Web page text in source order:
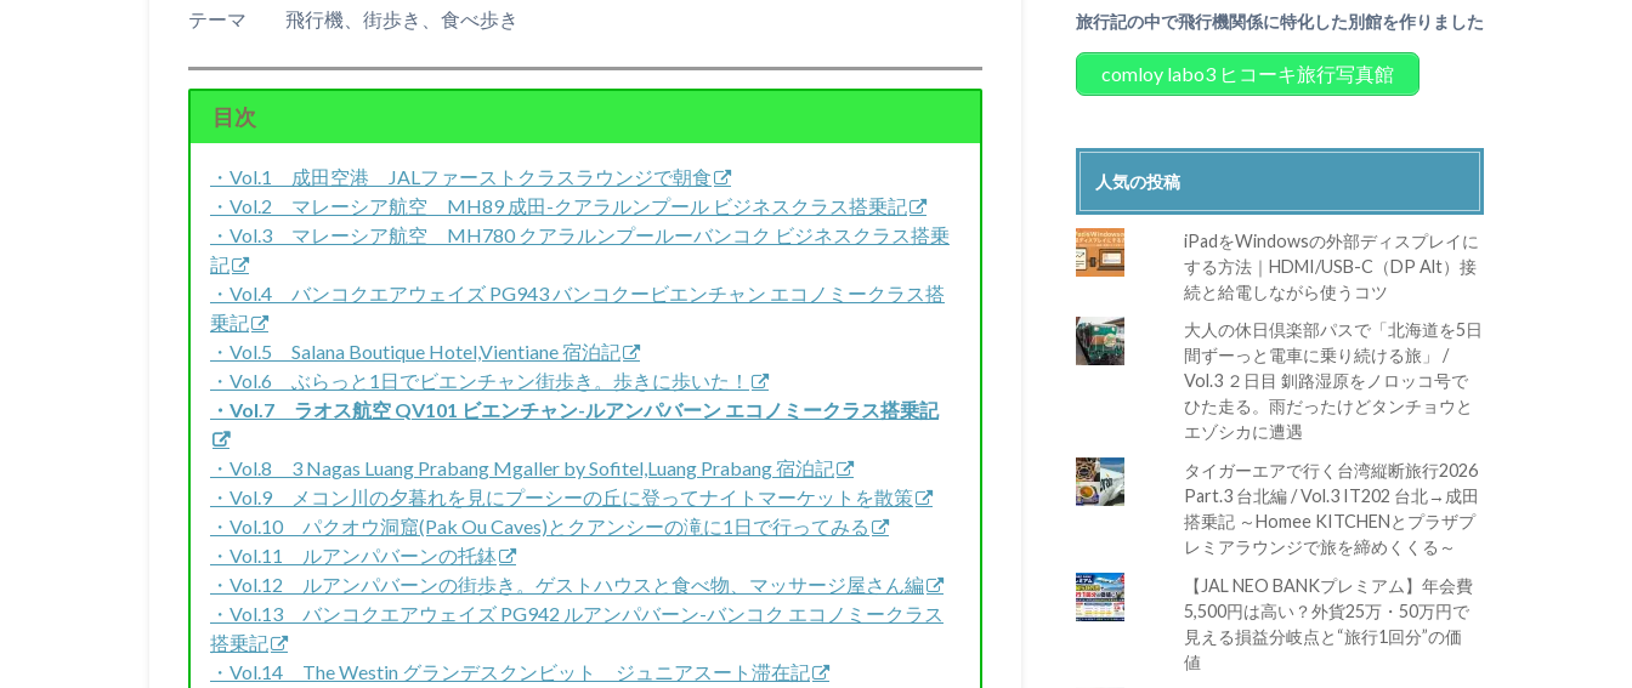
テーマ 飛行機、街歩き、食べ歩き
目次
・Vol.1 成田空港 JALファーストクラスラウンジで朝食
・Vol.2 マレーシア航空 MH89 成田-クアラルンプール ビジネスクラス搭乗記
・Vol.3 マレーシア航空 MH780 クアラルンプールーバンコク ビジネスクラス搭乗
記
・Vol.4 バンコクエアウェイズ PG943 バンコクービエンチャン エコノミークラス搭
乗記
・Vol.5 Salana Boutique Hotel,Vientiane 宿泊記
・Vol.6 ぶらっと1日でビエンチャン街歩き。歩きに歩いた！
・Vol.7 ラオス航空 QV101 ビエンチャン-ルアンパバーン エコノミークラス搭乗記
・Vol.8 3 Nagas Luang Prabang Mgaller by Sofitel,Luang Prabang 宿泊記
・Vol.9 メコン川の夕暮れを見にプーシーの丘に登ってナイトマーケットを散策
・Vol.10 パクオウ洞窟(Pak Ou Caves)とクアンシーの滝に1日で行ってみる
・Vol.11 ルアンパバーンの托鉢
・Vol.12 ルアンパバーンの街歩き。ゲストハウスと食べ物、マッサージ屋さん編
・Vol.13 バンコクエアウェイズ PG942 ルアンパバーン-バンコク エコノミークラス
搭乗記
・Vol.14 The Westin グランデスクンビット ジュニアスート滞在記
旅行記の中で飛行機関係に特化した別館を作りました
comloy labo3 ヒコーキ旅行写真館
人気の投稿
iPadをWindowsの外部ディスプレイに
する方法｜HDMI/USB-C（DP Alt）接
続と給電しながら使うコツ
大人の休日倶楽部パスで「北海道を5日
間ずーっと電車に乗り続ける旅」 /
Vol.3 ２日目 釧路湿原をノロッコ号で
ひた走る。雨だったけどタンチョウと
エゾシカに遭遇
タイガーエアで行く台湾縦断旅行2026
Part.3 台北編 / Vol.3 IT202 台北→成田
搭乗記 ～Homee KITCHENとプラザプ
レミアラウンジで旅を締めくくる～
【JAL NEO BANKプレミアム】年会費
5,500円は高い？外貨25万・50万円で
見える損益分岐点と“旅行1回分”の価
値